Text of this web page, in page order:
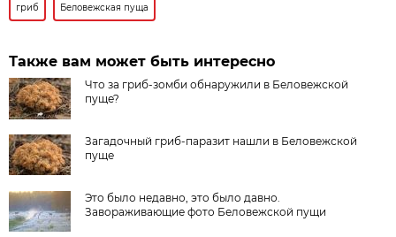
гриб Беловежская пуща
Также вам может быть интересно
Что за гриб-зомби обнаружили в Беловежской
пуще?
Загадочный гриб-паразит нашли в Беловежской
пуще
Это было недавно, это было давно.
Завораживающие фото Беловежской пущи